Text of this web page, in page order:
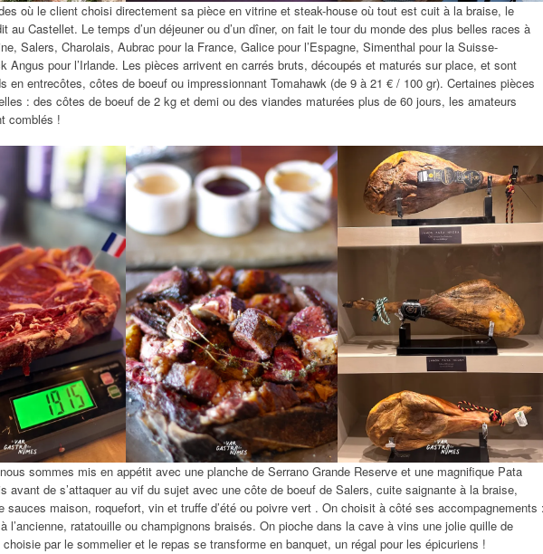
où le client choisi directement sa pièce en vitrine et steak-house où tout est cuit à la braise, le
au Castellet. Le temps d’un déjeuner ou d’un dîner, on fait le tour du monde des plus belles races à
Salers, Charolais, Aubrac pour la France, Galice pour l’Espagne, Simenthal pour la Suisse-
Angus pour l’Irlande. Les pièces arrivent en carrés bruts, découpés et maturés sur place, et sont
en entrecôtes, côtes de boeuf ou impressionnant Tomahawk (de 9 à 21 € / 100 gr). Certaines pièces
: des côtes de boeuf de 2 kg et demi ou des viandes maturées plus de 60 jours, les amateurs
comblés !
sommes mis en appétit avec une planche de Serrano Grande Reserve et une magnifique Pata
avant de s’attaquer au vif du sujet avec une côte de boeuf de Salers, cuite saignante à la braise,
sauces maison, roquefort, vin et truffe d’été ou poivre vert . On choisit à côté ses accompagnements
l’ancienne, ratatouille ou champignons braisés. On pioche dans la cave à vins une jolie quille de
choisie par le sommelier et le repas se transforme en banquet, un régal pour les épicuriens !